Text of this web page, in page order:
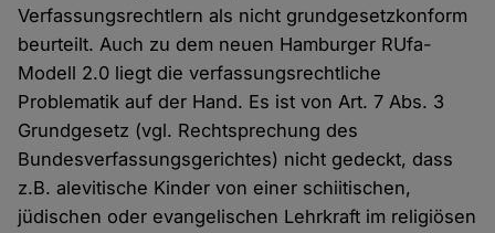
Verfassungsrechtlern als nicht grundgesetzkonform
beurteilt. Auch zu dem neuen Hamburger RUfa-
Modell 2.0 liegt die verfassungsrechtliche
Problematik auf der Hand. Es ist von Art. 7 Abs. 3
Grundgesetz (vgl. Rechtsprechung des
Bundesverfassungsgerichtes) nicht gedeckt, dass
z.B. alevitische Kinder von einer schiitischen,
jüdischen oder evangelischen Lehrkraft im religiösen